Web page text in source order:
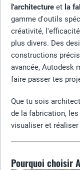
l'architecture et la
gamme d'outils
créativité,
plus divers. Des
constructions
avancée, Autodesk
faire passer tes
Que tu sois
de la fabrication,
visualiser et
Pourquoi choisir